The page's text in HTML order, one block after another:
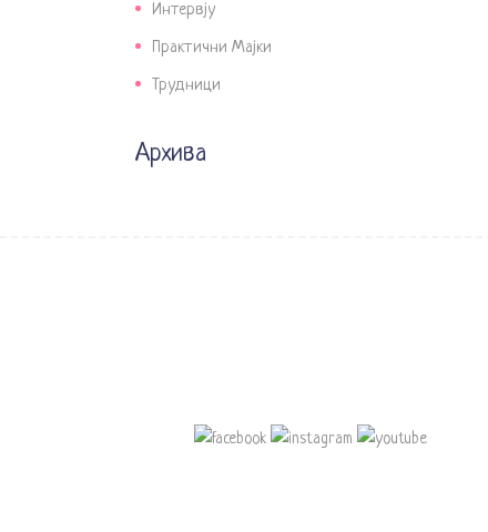
Интервју
Практични Мајки
Трудници
Архива